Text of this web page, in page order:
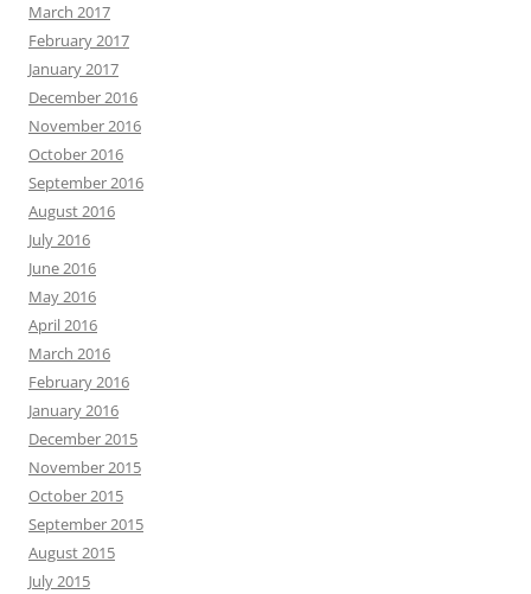
March 2017
February 2017
January 2017
December 2016
November 2016
October 2016
September 2016
August 2016
July 2016
June 2016
May 2016
April 2016
March 2016
February 2016
January 2016
December 2015
November 2015
October 2015
September 2015
August 2015
July 2015